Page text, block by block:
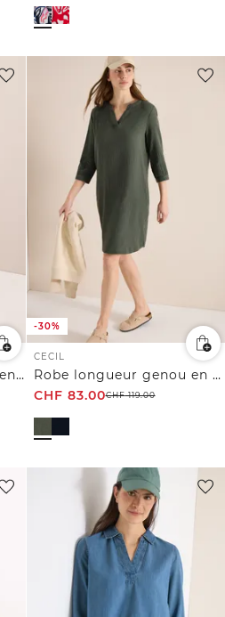
Robe en velours côtelé en couleur unie
-30%
CECIL
Robe longueur genou en gaze de coton
CHF 83.00CHF119.00